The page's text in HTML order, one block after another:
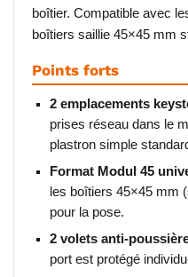
boîtier. Compatible avec
boîtiers saillie 45×45 mm
Points forts
2 emplacements
prises réseau dans le
plastron simple
Format Modul 45
les boîtiers 45×45 mm
pour la pose.
2 volets anti-
port est protégé